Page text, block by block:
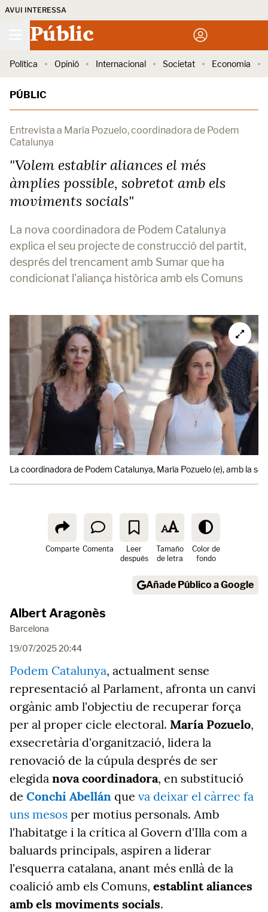
AVUI INTERESSA
Públic
Política Opinió Internacional Societat Economia
PÚBLIC
Entrevista a María Pozuelo, coordinadora de Podem
Catalunya
"Volem establir aliances el més
àmplies possible, sobretot amb els
moviments socials"
La nova coordinadora de Podem Catalunya
explica el seu projecte de construcció del partit,
després del trencament amb Sumar que ha
condicionat l'aliança històrica amb els Comuns
La coordinadora de Podem Catalunya, María Pozuelo (e), amb la
Comparte Comenta
Leer
después
Tamaño
de letra
Color de
fondo
Añade Público a Google
Albert Aragonès
Barcelona
19/07/2025 20:44
Podem Catalunya, actualment sense
representació al Parlament, afronta un canvi
orgànic amb l'objectiu de recuperar força
per al proper cicle electoral. María Pozuelo,
exsecretària d'organització, lidera la
renovació de la cúpula després de ser
elegida nova coordinadora, en substitució
de Conchi Abellán que va deixar el càrrec fa
uns mesos per motius personals. Amb
l'habitatge i la crítica al Govern d'Illa com a
baluards principals, aspiren a liderar
l'esquerra catalana, anant més enllà de la
coalició amb els Comuns, establint aliances
amb els moviments socials.